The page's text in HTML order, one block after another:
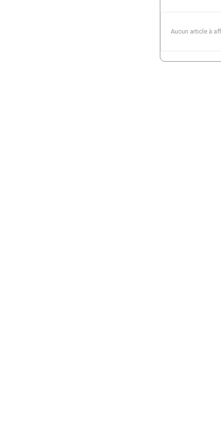
Aucun article à